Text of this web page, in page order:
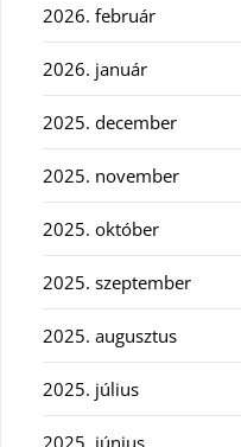
2026. február
2026. január
2025. december
2025. november
2025. október
2025. szeptember
2025. augusztus
2025. július
2025. június